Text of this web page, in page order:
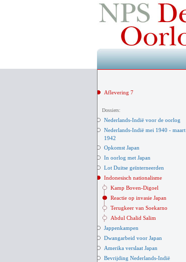
Aflevering 7
Dossiers:
Nederlands-Indië voor de oorlog
Nederlands-Indië mei 1940 - maart
1942
Opkomst Japan
In oorlog met Japan
Lot Duitse geïnterneerden
Indonesisch nationalisme
Kamp Boven-Digoel
Reactie op invasie Japan
Terugkeer van Soekarno
Abdul Chalid Salim
Jappenkampen
Dwangarbeid voor Japan
Amerika verslaat Japan
Bevrijding Nederlands-Indië